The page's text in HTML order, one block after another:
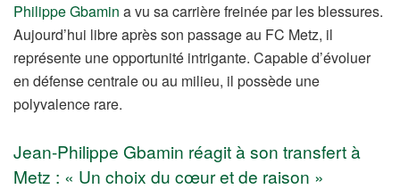
Philippe Gbamin a vu sa carrière freinée par les blessures.
Aujourd’hui libre après son passage au FC Metz, il
représente une opportunité intrigante. Capable d’évoluer
en défense centrale ou au milieu, il possède une
polyvalence rare.
Jean-Philippe Gbamin réagit à son transfert à
Metz : « Un choix du cœur et de raison »